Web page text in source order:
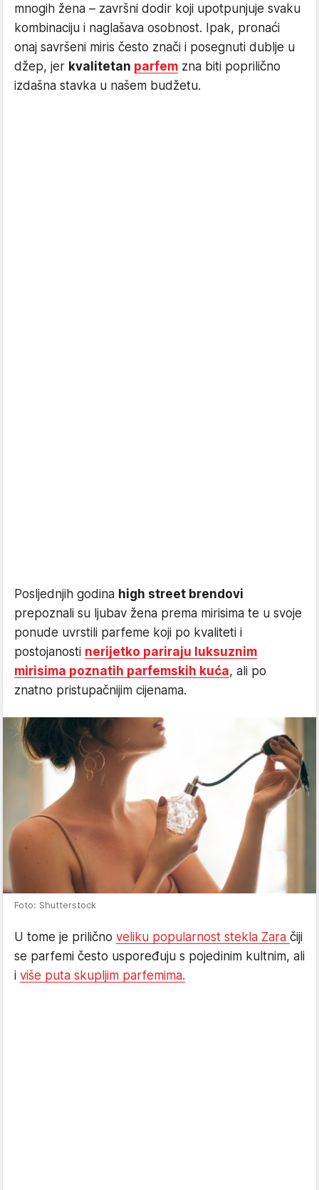
mnogih žena – završni dodir koji upotpunjuje svaku
kombinaciju i naglašava osobnost. Ipak, pronaći
onaj savršeni miris često znači i posegnuti dublje u
džep, jer kvalitetan parfem zna biti poprilično
izdašna stavka u našem budžetu.
Posljednjih godina high street brendovi
prepoznali su ljubav žena prema mirisima te u svoje
ponude uvrstili parfeme koji po kvaliteti i
postojanosti nerijetko pariraju luksuznim
mirisima poznatih parfemskih kuća, ali po
znatno pristupačnijim cijenama.
Foto: Shutterstock
U tome je prilično veliku popularnost stekla Zara čiji
se parfemi često uspoređuju s pojedinim kultnim, ali
i više puta skupljim parfemima.